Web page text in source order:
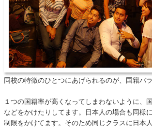
同校の特徴のひとつにあげられるのが、国籍バ
１つの国籍率が高くなってしまわないように、
などをかけたりしてます。日本人の場合も同様
制限をかけてます。そのため同じクラスに日本